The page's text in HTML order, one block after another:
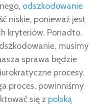
odszkodowanie
niskie, ponieważ jest
kryteriów. Ponadto,
musimy
sprawa będzie
procesy.
proces, powinniśmy
się z polską